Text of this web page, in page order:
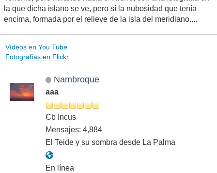
la que dicha islano se ve, pero sí la nubosidad que tenía
encima, formada por el relieve de la isla del meridiano....
Vídeos en You Tube
Fotografías en Flickr
Nambroque
aaa
Cb Incus
Mensajes: 4,884
El Teide y su sombra desde La Palma
En línea